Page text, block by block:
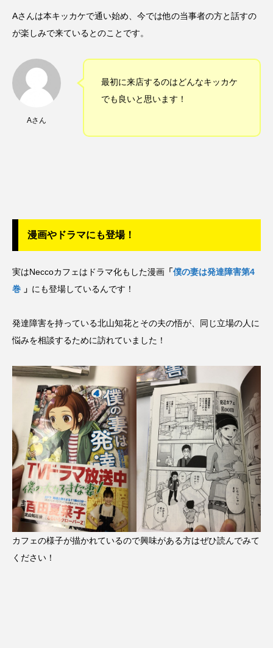
Aさんは本キッカケで通い始め、今では他の当事者の方と話すの
が楽しみで来ているとのことです。
Aさん
最初に来店するのはどんなキッカケ
でも良いと思います！
漫画やドラマにも登場！
実はNeccoカフェはドラマ化もした漫画 「僕の妻は発達障害第4
巻 」 にも登場しているんです！
発達障害を持っている北山知花とその夫の悟が、同じ立場の人に
悩みを相談するために訪れていました！
カフェの様子が描かれているので興味がある方はぜひ読んでみて
ください！